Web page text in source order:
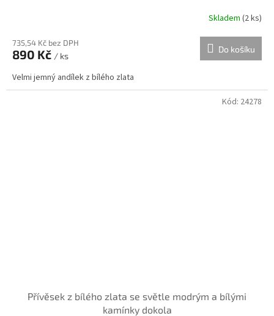
Skladem (2 ks)
735,54 Kč bez DPH
890 Kč / ks
Do košíku
Velmi jemný andílek z bílého zlata
Přívěsek z bílého zlata se světle modrým a bílými
kamínky dokola
Kód: 24278